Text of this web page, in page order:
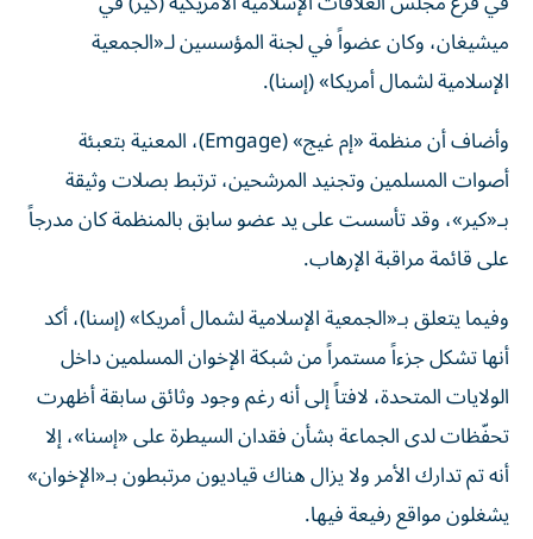
ميشيغان، وكان عضواً في لجنة المؤسسين لـ«الجمعية
الإسلامية لشمال أمريكا» (إسنا).
وأضاف أن منظمة «إم غيج» (Emgage)، المعنية بتعبئة
أصوات المسلمين وتجنيد المرشحين، ترتبط بصلات وثيقة
بـ«كير»، وقد تأسست على يد عضو سابق بالمنظمة كان مدرجاً
على قائمة مراقبة الإرهاب.
وفيما يتعلق بـ«الجمعية الإسلامية لشمال أمريكا» (إسنا)، أكد
أنها تشكل جزءاً مستمراً من شبكة الإخوان المسلمين داخل
الولايات المتحدة، لافتاً إلى أنه رغم وجود وثائق سابقة أظهرت
تحفّظات لدى الجماعة بشأن فقدان السيطرة على «إسنا»، إلا
أنه تم تدارك الأمر ولا يزال هناك قياديون مرتبطون بـ«الإخوان»
يشغلون مواقع رفيعة فيها.